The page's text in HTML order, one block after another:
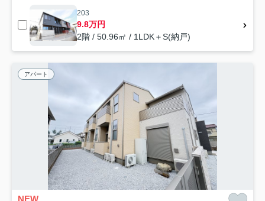
203
9.8万円
2階 / 50.96㎡ / 1LDK＋S(納戸)
アパート
NEW